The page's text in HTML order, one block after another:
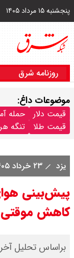
پنجشنبه ۱۵ مرداد ۱۴۰۵
روزنامه شرق
موضوعات داغ:
قیمت دلار حمله
قیمت طلا
تنگه
یزد ۲۳ خرداد ۱۴۰۵
کاهش موقتی
براساس تحلیل